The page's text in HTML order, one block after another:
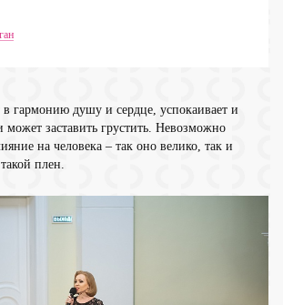
гармонию душу и сердце, успокаивает и
может заставить грустить. Невозможно
на человека – так оно велико, так и
плен.